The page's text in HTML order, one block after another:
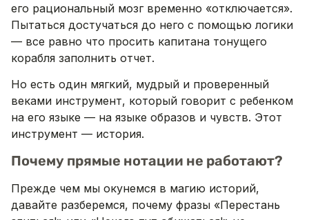
его рациональный мозг временно «отключается».
Пытаться достучаться до него с помощью логики
— все равно что просить капитана тонущего
корабля заполнить отчет.
Но есть один мягкий, мудрый и проверенный
веками инструмент, который говорит с ребенком
на его языке — на языке образов и чувств. Этот
инструмент — история.
Почему прямые нотации не работают?
Прежде чем мы окунемся в магию историй,
давайте разберемся, почему фразы «Перестань